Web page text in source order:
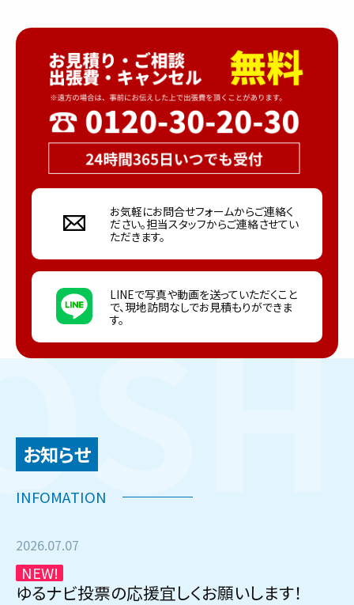
お気軽にお問合せフォームからご連絡く
ださい。担当スタッフからご連絡させてい
ただきます。
LINEで写真や動画を送っていただくこと
で、現地訪問なしでお見積もりができま
す。
お知らせ
2026.07.07
NEW!
ゆるナビ投票の応援宜しくお願いします！